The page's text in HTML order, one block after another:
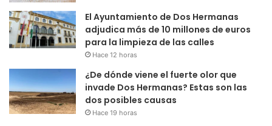
El Ayuntamiento de Dos Hermanas
adjudica más de 10 millones de euros
para la limpieza de las calles
Hace 12 horas
¿De dónde viene el fuerte olor que
invade Dos Hermanas? Estas son las
dos posibles causas
Hace 19 horas